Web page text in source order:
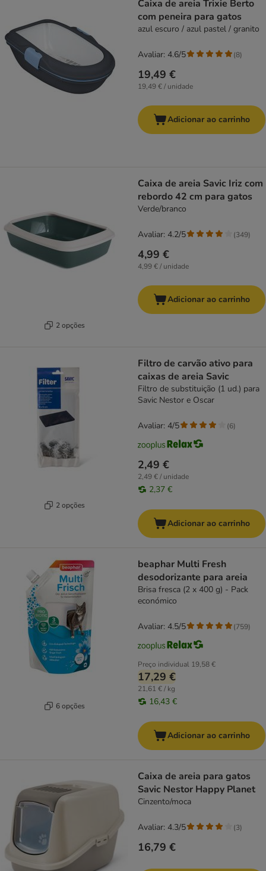
Caixa de areia Trixie Berto
com peneira para gatos
azul escuro / azul pastel / granito
19,49 €
19,49 € / unidade
Avaliar: 4.6/5 (8)
Adicionar ao carrinho
2 opções
Caixa de areia Savic Iriz com
rebordo 42 cm para gatos
Verde/branco
4,99 €
4,99 € / unidade
Avaliar: 4.2/5 (349)
Adicionar ao carrinho
2 opções
Filtro de carvão ativo para
caixas de areia Savic
Filtro de substituição (1 ud.) para
Savic Nestor e Oscar
2,49 €
2,49 € / unidade
2,37 €
Avaliar: 4/5 (6)
Adicionar ao carrinho
6 opções
beaphar Multi Fresh
desodorizante para areia
Brisa fresca (2 x 400 g) - Pack
económico
Preço individual 19,58 €
17,29 €
21,61 € / kg
16,43 €
Avaliar: 4.5/5 (759)
Adicionar ao carrinho
Caixa de areia para gatos
Savic Nestor Happy Planet
Cinzento/moca
16,79 €
Avaliar: 4.3/5 (3)